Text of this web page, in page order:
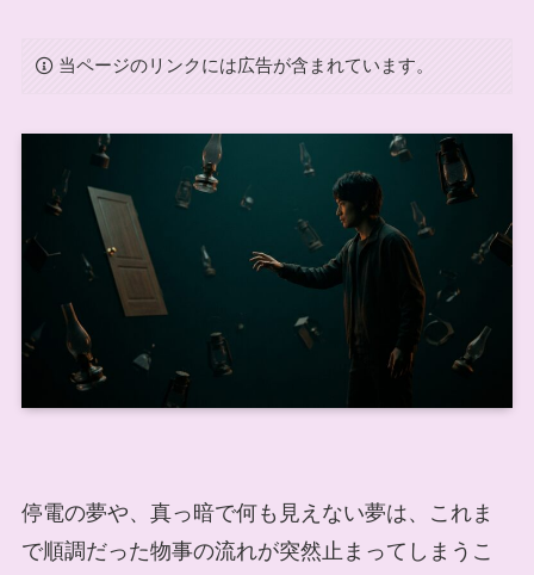
当ページのリンクには広告が含まれています。
停電の夢や、真っ暗で何も見えない夢は、これま
で順調だった物事の流れが突然止まってしまうこ